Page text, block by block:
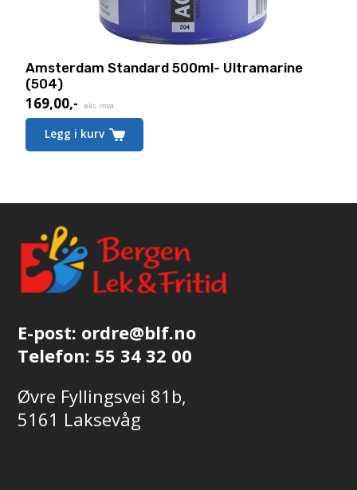
Amsterdam Standard 500ml- Ultramarine
(504)
169,00,- eks. mva.
Legg i kurv
E-post: ordre@blf.no
Telefon: 55 34 32 00
Øvre Fyllingsvei 81b,
5161 Laksevåg